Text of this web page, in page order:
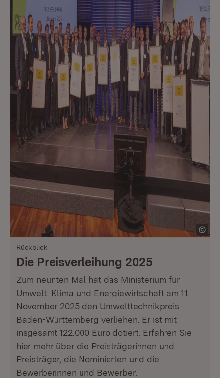
Rückblick
Die Preisverleihung 2025
Zum neunten Mal hat das Ministerium für
Umwelt, Klima und Energiewirtschaft am 11.
November 2025 den Umwelttechnikpreis
Baden-Württemberg verliehen. Er ist mit
insgesamt 122.000 Euro dotiert. Erfahren Sie
hier mehr über die Preisträgerinnen und
Preisträger, die Nominierten und die
Bewerberinnen und Bewerber.